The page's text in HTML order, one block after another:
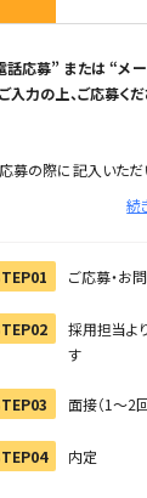
話応募” または “メ
入力の上、ご応募くだ
募の際に記入いただ
用し第三者への開示・
ール応募の場合は、
話でご応募の際は「
ださい
続
ご応募・お
採用担当よ
す
面接（1〜2
内定